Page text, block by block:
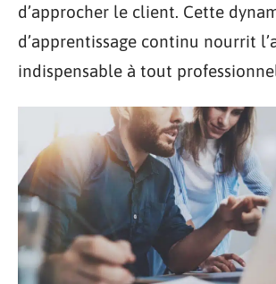
d’approcher le client. Cette
d’apprentissage continu nourrit
indispensable à tout